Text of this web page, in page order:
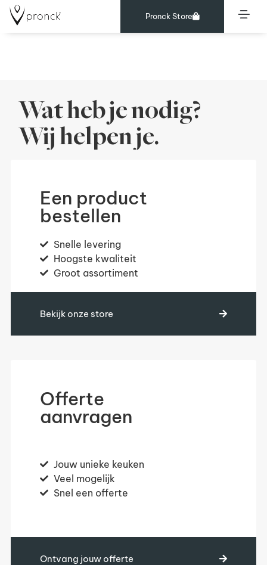
Pronck Store
Wat heb je nodig?
Wij helpen je.
Een product
bestellen
Snelle levering
Hoogste kwaliteit
Groot assortiment
Bekijk onze store
Offerte
aanvragen
Jouw unieke keuken
Veel mogelijk
Snel een offerte
Ontvang jouw offerte